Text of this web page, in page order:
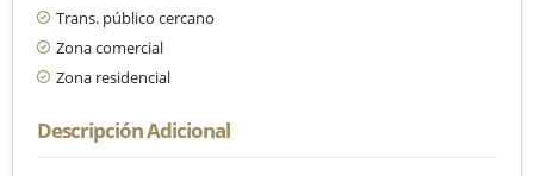
Trans. público cercano
Zona comercial
Zona residencial
Descripción Adicional